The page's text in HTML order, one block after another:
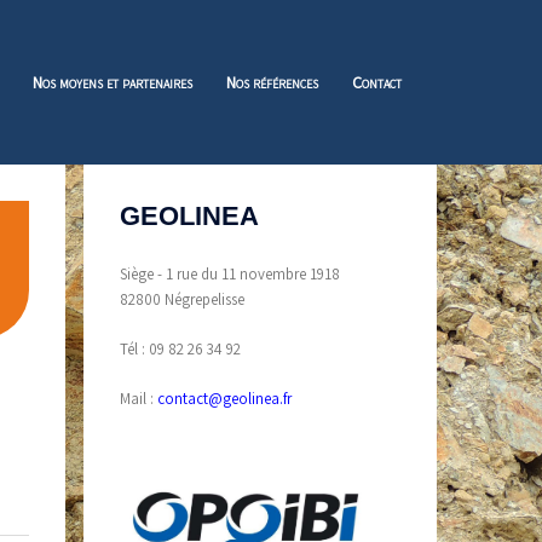
Nos moyens et partenaires Nos références Contact
GEOLINEA
Siège - 1 rue du 11 novembre 1918
82800 Négrepelisse
Tél : 09 82 26 34 92
Mail : contact@geolinea.fr